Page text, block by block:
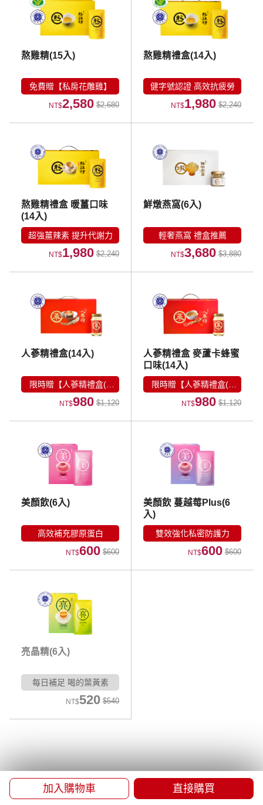
熬雞精(15入)
免費贈【私房花雕雞】
NT$2,580 $2,680
熬雞精禮盒(14入)
健字號認證 高效抗疲勞
NT$1,980 $2,240
熬雞精禮盒 暖薑口味
(14入)
超強薑辣素 提升代謝力
NT$1,980 $2,240
鮮燉燕窩(6入)
輕奢燕窩 禮盒推薦
NT$3,680 $3,880
人蔘精禮盒(14入)
限時贈【人蔘精禮盒(7
入)】
NT$980 $1,120
人蔘精禮盒 麥蘆卡蜂蜜
口味(14入)
限時贈【人蔘精禮盒(7
入)】
NT$980 $1,120
美顏飲(6入)
高效補充膠原蛋白
NT$600 $600
美顏飲 蔓越莓Plus(6
入)
雙效強化私密防護力
NT$600 $600
亮晶精(6入)
每日補足 喝的葉黃素
NT$520 $540
加入購物車 直接購買
品牌故事 門市資訊 常見問題 海外配送
會員權益